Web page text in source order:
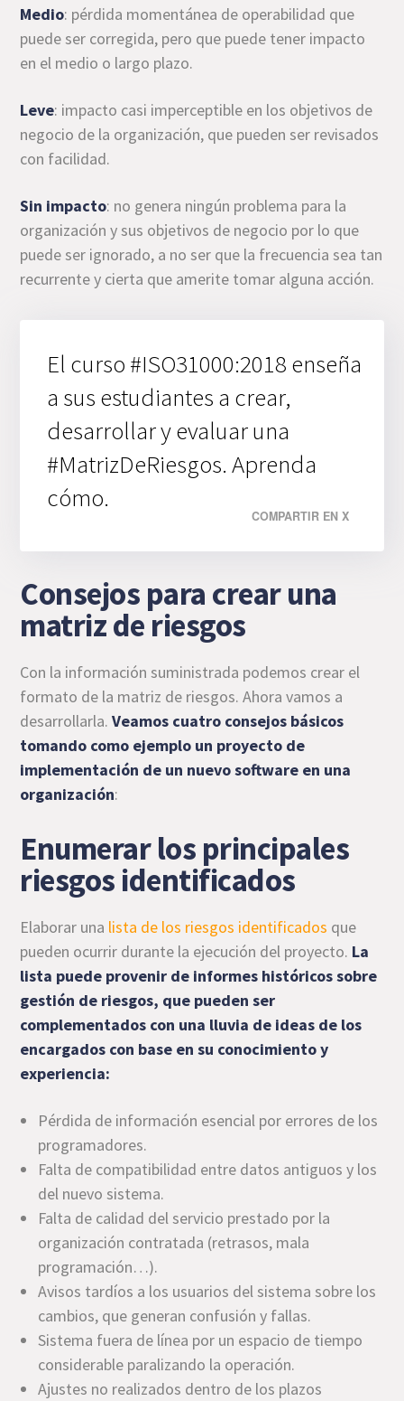
Medio: pérdida momentánea de operabilidad que
puede ser corregida, pero que puede tener impacto
en el medio o largo plazo.
Leve: impacto casi imperceptible en los objetivos de
negocio de la organización, que pueden ser revisados
con facilidad.
Sin impacto: no genera ningún problema para la
organización y sus objetivos de negocio por lo que
puede ser ignorado, a no ser que la frecuencia sea tan
recurrente y cierta que amerite tomar alguna acción.
El curso #ISO31000:2018 enseña
a sus estudiantes a crear,
desarrollar y evaluar una
#MatrizDeRiesgos. Aprenda
cómo.
COMPARTIR EN X
Consejos para crear una
matriz de riesgos
Con la información suministrada podemos crear el
formato de la matriz de riesgos. Ahora vamos a
desarrollarla.Veamos cuatro consejos básicos
tomando como ejemplo un proyecto de
implementación de un nuevo software en una
organización:
Enumerar los principales
riesgos identificados
Elaborar una lista de los riesgos identificados que
pueden ocurrir durante la ejecución del proyecto. La
lista puede provenir de informes históricos sobre
gestión de riesgos, que pueden ser
complementados con una lluvia de ideas de los
encargados con base en su conocimiento y
experiencia:
Pérdida de información esencial por errores de los
programadores.
Falta de compatibilidad entre datos antiguos y los
del nuevo sistema.
Falta de calidad del servicio prestado por la
organización contratada (retrasos, mala
programación…).
Avisos tardíos a los usuarios del sistema sobre los
cambios, que generan confusión y fallas.
Sistema fuera de línea por un espacio de tiempo
considerable paralizando la operación.
Ajustes no realizados dentro de los plazos